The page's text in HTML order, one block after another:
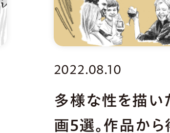
2022.08.10
多様な性を描い
画5選。作品から